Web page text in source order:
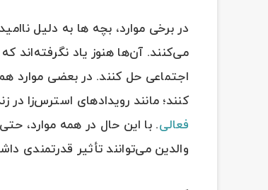
در برخی موارد، بچه ها به دلیل
می‌کنند. آن‌ها هنوز یاد نگرفته‌اند
اجتماعی حل کنند. در بعضی
کنند؛ مانند رویدادهای استرس‌زا
فعالی. با این حال در همه موارد،
والدین می‌توانند تأثیر قدرتمندی